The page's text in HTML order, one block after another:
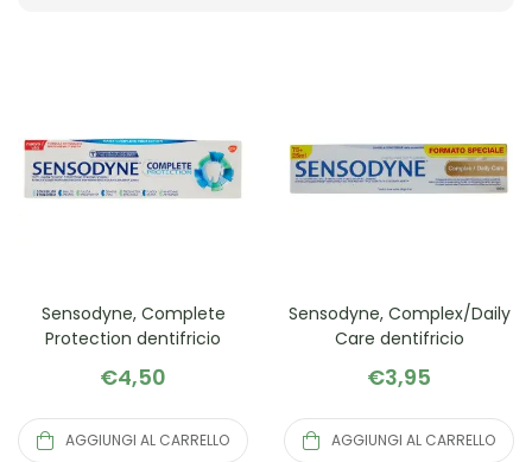
Sensodyne, Complete
Protection dentifricio
€4,50
AGGIUNGI AL CARRELLO
Sensodyne, Complex/Daily
Care dentifricio
€3,95
AGGIUNGI AL CARRELLO